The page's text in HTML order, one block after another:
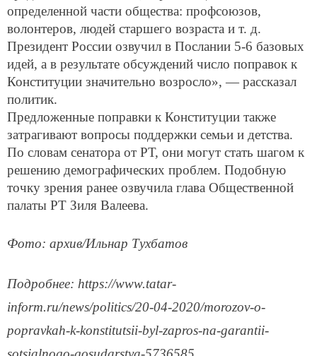
определенной части общества: профсоюзов,
волонтеров, людей старшего возраста и т. д.
Президент России озвучил в Послании 5-6 базовых
идей, а в результате обсуждений число поправок к
Конституции значительно возросло», — рассказал
политик.
Предложенные поправки к Конституции также
затрагивают вопросы поддержки семьи и детства.
По словам сенатора от РТ, они могут стать шагом к
решению демографических проблем. Подобную
точку зрения ранее озвучила глава Общественной
палаты РТ Зиля Валеева.
Фото: архив/Ильнар Тухбатов
Подробнее: https://www.tatar-
inform.ru/news/politics/20-04-2020/morozov-o-
popravkah-k-konstitutsii-byl-zapros-na-garantii-